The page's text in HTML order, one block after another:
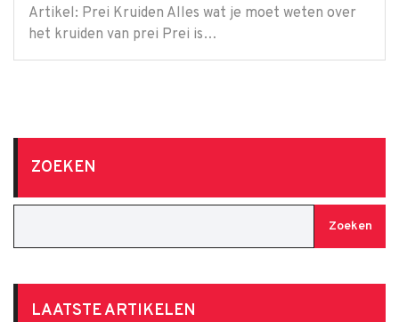
Artikel: Prei Kruiden Alles wat je moet weten over
het kruiden van prei Prei is…
ZOEKEN
Zoeken
LAATSTE ARTIKELEN